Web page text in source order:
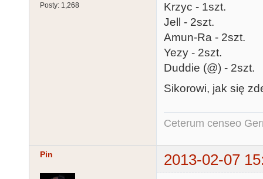
Posty: 1,268
Krzyc - 1szt.
Jell - 2szt.
Amun-Ra - 2szt.
Yezy - 2szt.
Duddie (@) - 2szt.
Sikorowi, jak się
Ceterum censeo
Pin 2013-02-07